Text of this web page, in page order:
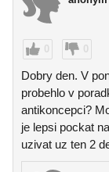
0 0
Dobry den. V
probehlo v
antikoncepci?
je lepsi pockat
uzivat uz ten 2